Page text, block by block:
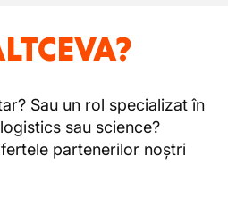
Sau un rol specializat în
sau science?
partenerilor noștri